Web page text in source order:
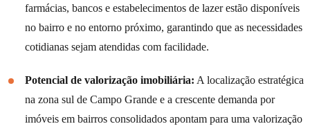
farmácias, bancos e estabelecimentos de lazer estão disponíveis
no bairro e no entorno próximo, garantindo que as necessidades
cotidianas sejam atendidas com facilidade.
Potencial de valorização imobiliária: A localização estratégica
na zona sul de Campo Grande e a crescente demanda por
imóveis em bairros consolidados apontam para uma valorização